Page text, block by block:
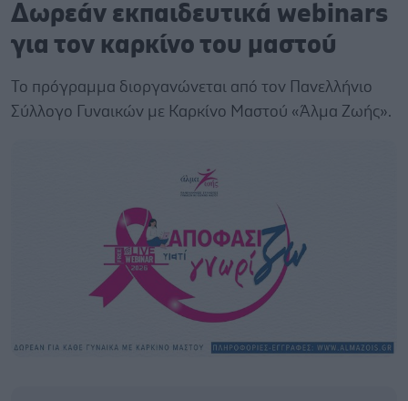
Δωρεάν εκπαιδευτικά webinars
για τον καρκίνο του μαστού
Το πρόγραμμα διοργανώνεται από τον Πανελλήνιο
Σύλλογο Γυναικών με Καρκίνο Μαστού «Άλμα Ζωής».